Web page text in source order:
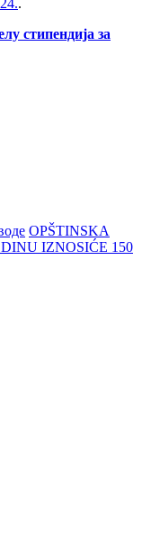
стипендија за
OPŠTINSKA
IZNOSIĆE 150